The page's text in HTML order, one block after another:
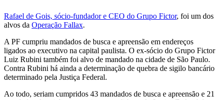
Rafael de Gois, sócio-fundador e CEO do Grupo Fictor, foi um dos
alvos da Operação Fallax.
A PF cumpriu mandados de busca e apreensão em endereços
ligados ao executivo na capital paulista. O ex-sócio do Grupo Fictor
Luiz Rubini também foi alvo de mandado na cidade de São Paulo.
Contra Rubini há ainda a determinação de quebra de sigilo bancário
determinado pela Justiça Federal.
Ao todo, seriam cumpridos 43 mandados de busca e apreensão e 21